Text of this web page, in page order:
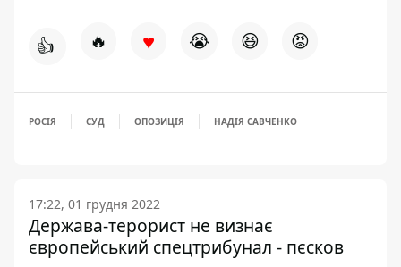
👍 🔥 ♥ 😭 😆 😡
РОСІЯ СУД ОПОЗИЦІЯ НАДІЯ САВЧЕНКО
17:22, 01 грудня 2022
Держава-терорист не визнає
європейський спецтрибунал - пєсков